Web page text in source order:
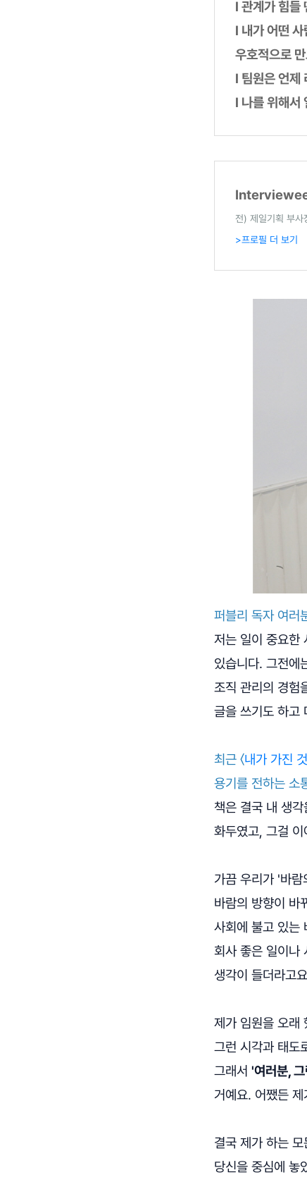
l 관계가 힘들
l 내가 어떤
우호적으로
l 팀원은 언제
l 나를 위해서
전) 제일기획 부
>프로필 더 보기
퍼블리 독자 여러
저는 일이 중요한
있습니다. 그전에
조직 관리의 경험
글을 쓰기도 하고
최근 〈내가 가진
용기를 전하는 소
책은 결국 내 생
화두였고, 그걸
가끔 우리가 '바
바람의 방향이 바
사회에 불고 있는
회사 좋은 일이나
생각이 들더라고
제가 임원을 오래
그런 시각과 태도
그래서 '여러분,
거예요. 어쨌든
결국 제가 하는
당신을 중심에 놓